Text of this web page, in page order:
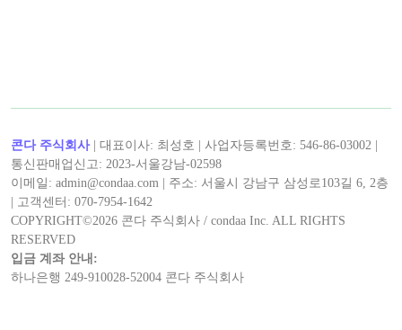
콘다 주식회사| 대표이사: 최성호 | 사업자등록번호: 546-86-03002 |
통신판매업신고: 2023-서울강남-02598
이메일: admin@condaa.com | 주소: 서울시 강남구 삼성로103길 6, 2층
| 고객센터: 070-7954-1642
COPYRIGHT©2026 콘다 주식회사 / condaa Inc. ALL RIGHTS
RESERVED
입금 계좌 안내:
하나은행 249-910028-52004 콘다 주식회사